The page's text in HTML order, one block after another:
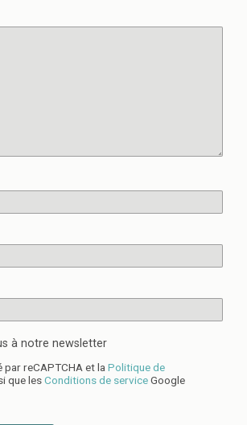
à notre newsletter
reCAPTCHA et laPolitique de
que lesConditions de serviceGoogle